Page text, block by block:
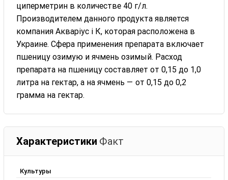
циперметрин в количестве 40 г/л.
Производителем данного продукта является
компания Акваріус і К, которая расположена в
Украине. Сфера применения препарата включает
пшеницу озимую и ячмень озимый. Расход
препарата на пшеницу составляет от 0,15 до 1,0
литра на гектар, а на ячмень — от 0,15 до 0,2
грамма на гектар.
Характеристики Факт
Культуры